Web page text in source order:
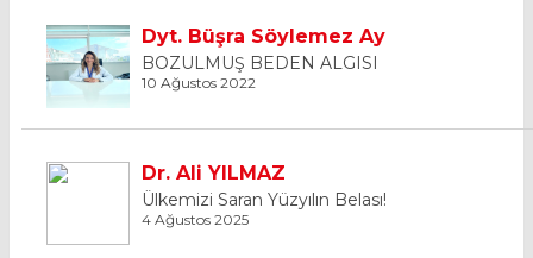
Dyt. Büşra Söylemez Ay
BOZULMUŞ BEDEN ALGISI
10 Ağustos 2022
Dr. Ali YILMAZ
Ülkemizi Saran Yüzyılın Belası!
4 Ağustos 2025